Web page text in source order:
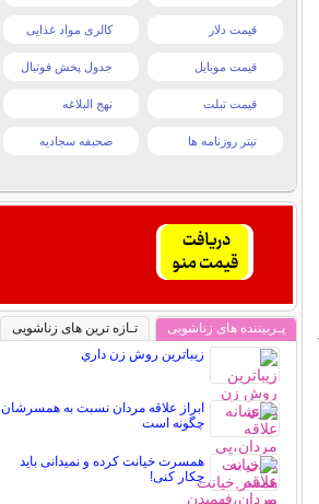
قیمت دلار کالری مواد غذایی
قیمت موبایل جدول پخش فوتبال
قیمت تبلت نهج البلاغه
تیتر روزنامه ها صحیفه سجادیه
پـربیننده های زناشویی
تـازه ترین های زناشویی
زيباترين روش زن داري
ابراز علاقه مردان نسبت به همسرشان
چگونه است
همسرت خیانت کرده و نمیدانی باید
چکار کنی!